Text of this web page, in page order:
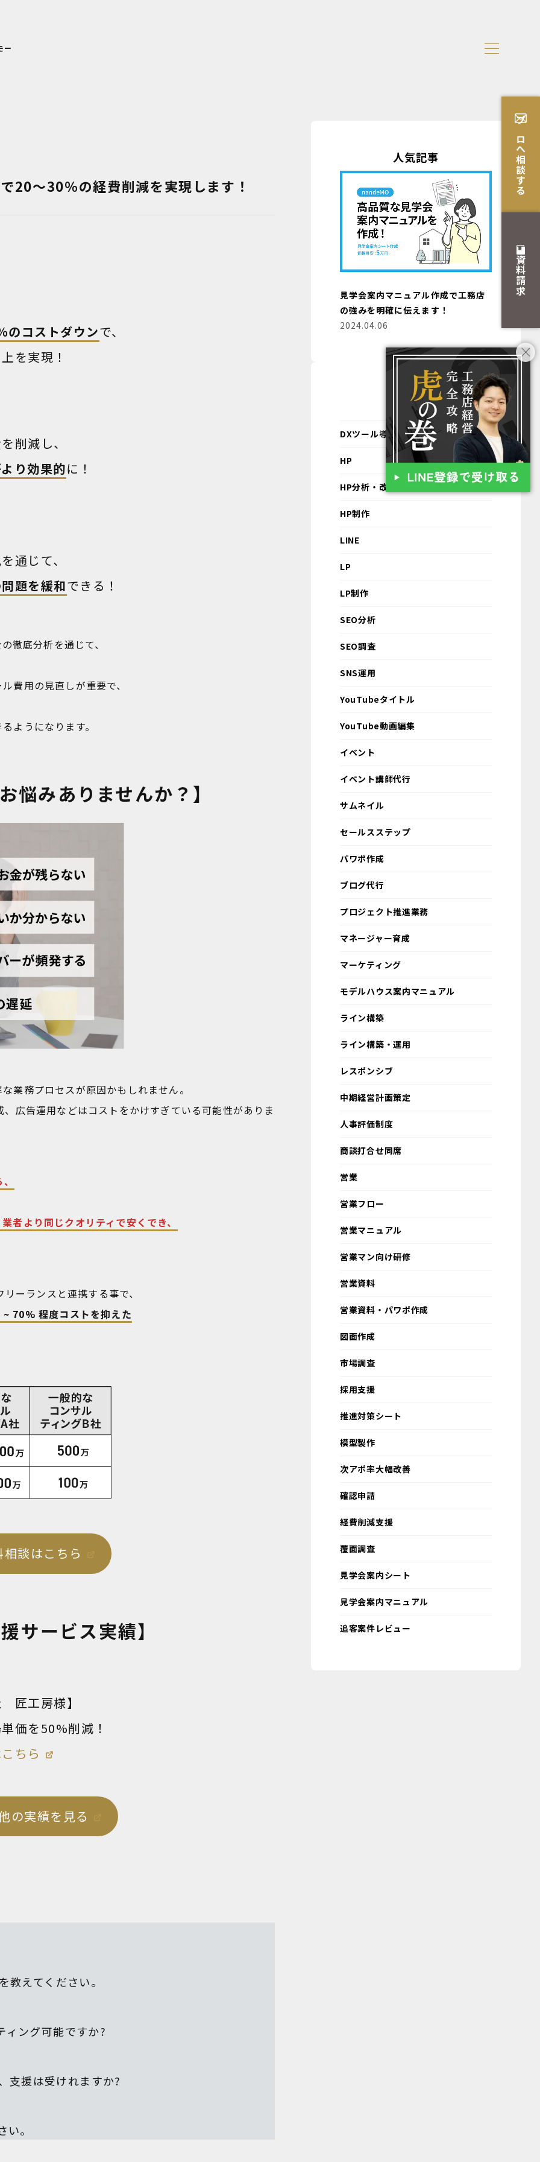
ー
20〜30％の経費削減を実現します！
のコストダウンで、
を実現！
削減し、
り効果的に！
通じて、
題を緩和できる！
徹底分析を通じて、
費用の見直しが重要で、
ようになります。
悩みありませんか？】
業務プロセスが原因かもしれません。
広告運用などはコストをかけすぎている可能性がありま
者より同じクオリティで安くでき、
ーランスと連携する事で、
70% 程度コストを抑えた
談はこちら
サービス実績】
匠工房様】
価を50%削減！
ちら
実績を見る
えてください。
ィング可能ですか?
支援は受けれますか?
。
人気記事
見学会案内マニュアル作成で工務店
の強みを明確に伝えます！
2024.04.06
カテゴリ
DXツール導入支援
HP
HP分析・改善
HP制作
LINE
LP
LP制作
SEO分析
SEO調査
SNS運用
YouTubeタイトル
YouTube動画編集
イベント
イベント講師代行
サムネイル
セールスステップ
パワポ作成
ブログ代行
プロジェクト推進業務
マネージャー育成
マーケティング
モデルハウス案内マニュアル
ライン構築
ライン構築・運用
レスポンシブ
中期経営計画策定
人事評価制度
商談打合せ同席
営業
営業フロー
営業マニュアル
営業マン向け研修
営業資料
営業資料・パワポ作成
図面作成
市場調査
採用支援
推進対策シート
模型製作
次アポ率大幅改善
確認申請
経費削減支援
覆面調査
見学会案内シート
見学会案内マニュアル
追客案件レビュー
プロへ相談する
資料請求